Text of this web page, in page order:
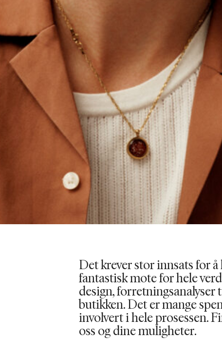
Det krever stor innsats for å
fantastisk mote for hele
design, forretningsanalyser
butikken. Det er mange
involvert i hele prosessen.
oss og dine muligheter.